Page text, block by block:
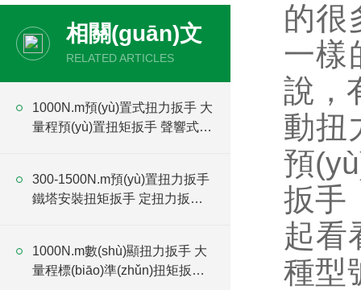
相關(guān)文
章
RELATED ARTICLES
1000N.m預(yù)置式扭力扳手 大
量程預(yù)置扭矩扳手 聲響式力
300-1500N.m預(yù)置扭力扳手
鐵塔安裝扭矩扳手 定扭力扳手
1000N.m數(shù)顯扭力扳手 大
量程標(biāo)準(zhǔn)扭矩扳手
的很
一樣
說
動扭
預
扳手
起看
種型